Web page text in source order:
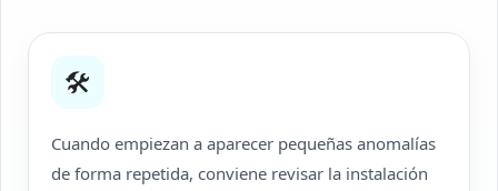
🛠
Cuando empiezan a aparecer pequeñas anomalías
de forma repetida, conviene revisar la instalación